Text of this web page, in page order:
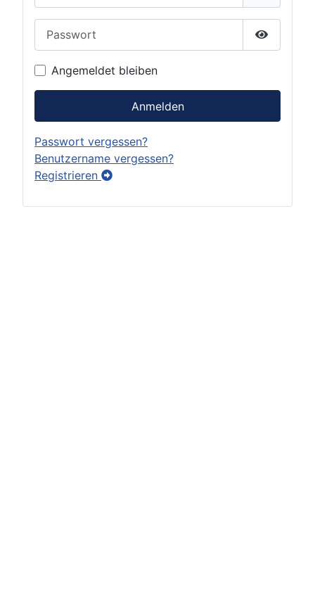
Show
Angemeldet bleiben
Anmelden
Passwort vergessen?
Benutzername vergessen?
Registrieren